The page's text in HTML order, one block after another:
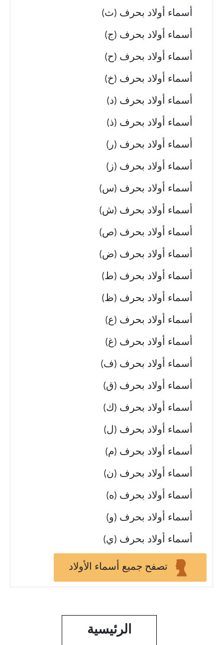
أسماء أولاد بحرف (ث)
أسماء أولاد بحرف (ج)
أسماء أولاد بحرف (ح)
أسماء أولاد بحرف (خ)
أسماء أولاد بحرف (د)
أسماء أولاد بحرف (ذ)
أسماء أولاد بحرف (ر)
أسماء أولاد بحرف (ز)
أسماء أولاد بحرف (س)
أسماء أولاد بحرف (ش)
أسماء أولاد بحرف (ص)
أسماء أولاد بحرف (ض)
أسماء أولاد بحرف (ط)
أسماء أولاد بحرف (ظ)
أسماء أولاد بحرف (ع)
أسماء أولاد بحرف (غ)
أسماء أولاد بحرف (ف)
أسماء أولاد بحرف (ق)
أسماء أولاد بحرف (ك)
أسماء أولاد بحرف (ل)
أسماء أولاد بحرف (م)
أسماء أولاد بحرف (ن)
أسماء أولاد بحرف (ه)
أسماء أولاد بحرف (و)
أسماء أولاد بحرف (ي)
تصفح جميع أسماء الأولاد
الرئيسية